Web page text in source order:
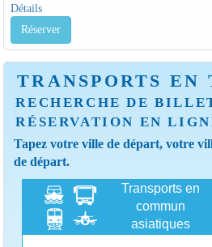
Détails
Réserver
TRANSPORTS
RECHERCHE DE
RÉSERVATION EN
Tapez votre ville de départ, votre
de départ.
Transports en
commun
asiatiques